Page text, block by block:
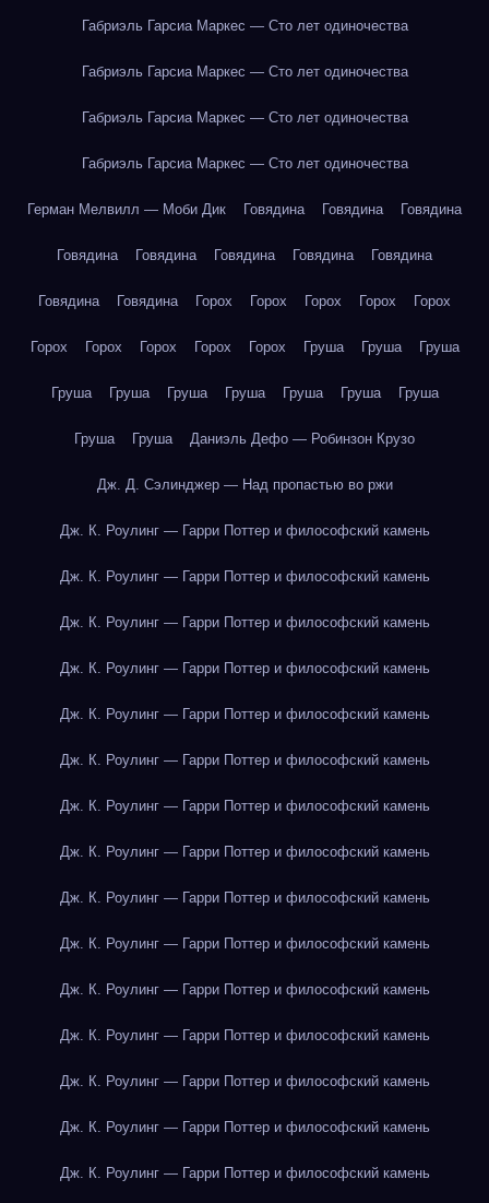
Габриэль Гарсиа Маркес — Сто лет одиночества
Габриэль Гарсиа Маркес — Сто лет одиночества
Габриэль Гарсиа Маркес — Сто лет одиночества
Габриэль Гарсиа Маркес — Сто лет одиночества
Герман Мелвилл — Моби Дик Говядина Говядина Говядина
Говядина Говядина Говядина Говядина Говядина
Говядина Говядина Горох Горох Горох Горох Горох
Горох Горох Горох Горох Горох Груша Груша Груша
Груша Груша Груша Груша Груша Груша Груша
Груша Груша Даниэль Дефо — Робинзон Крузо
Дж. Д. Сэлинджер — Над пропастью во ржи
Дж. К. Роулинг — Гарри Поттер и философский камень
Дж. К. Роулинг — Гарри Поттер и философский камень
Дж. К. Роулинг — Гарри Поттер и философский камень
Дж. К. Роулинг — Гарри Поттер и философский камень
Дж. К. Роулинг — Гарри Поттер и философский камень
Дж. К. Роулинг — Гарри Поттер и философский камень
Дж. К. Роулинг — Гарри Поттер и философский камень
Дж. К. Роулинг — Гарри Поттер и философский камень
Дж. К. Роулинг — Гарри Поттер и философский камень
Дж. К. Роулинг — Гарри Поттер и философский камень
Дж. К. Роулинг — Гарри Поттер и философский камень
Дж. К. Роулинг — Гарри Поттер и философский камень
Дж. К. Роулинг — Гарри Поттер и философский камень
Дж. К. Роулинг — Гарри Поттер и философский камень
Дж. К. Роулинг — Гарри Поттер и философский камень